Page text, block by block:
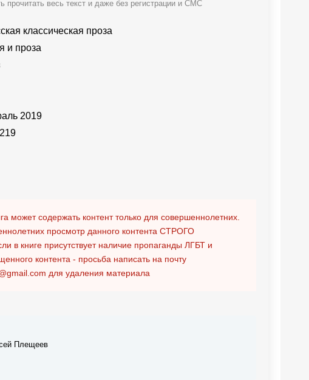
прочитать весь текст и даже без регистрации и СМС
классическая проза
и проза
2019
219
может содержать контент только для совершеннолетних.
просмотр данного контента СТРОГО
в книге присутствует наличие пропаганды ЛГБТ и
контента - просьба написать на почту
для удаления материала
Плещеев